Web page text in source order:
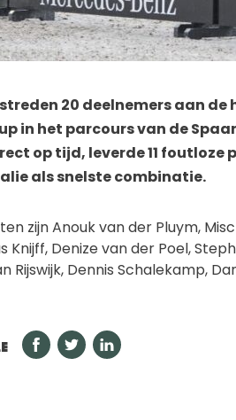
20 deelnemers aan de
in het parcours van de
op tijd, leverde 11 foutloze
als snelste combinatie.
zijn Anouk van der Pluym,
Knijff, Denize van der Poel,
Rijswijk, Dennis Schalekamp,